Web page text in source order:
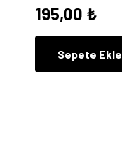
195,00 ₺
Sepete Ekle